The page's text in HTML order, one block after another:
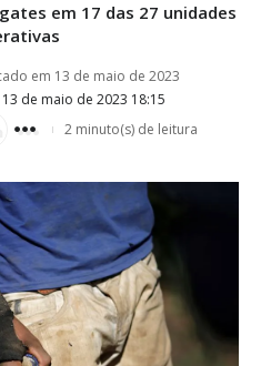
em 17 das 27 unidades
de maio de 2023 18:15
em 13 de maio de 2023
2 minuto(s) de leitura